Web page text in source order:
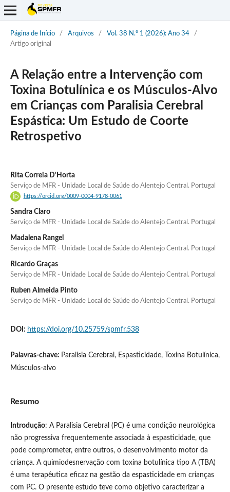
Página de Início / Arquivos / Vol. 38 N.º 1 (2026): Ano 34
/
Artigo original
A Relação entre a Intervenção com
Toxina Botulínica e os Músculos-Alvo
em Crianças com Paralisia Cerebral
Espástica: Um Estudo de Coorte
Retrospetivo
Rita Correia D'Horta
Serviço de MFR - Unidade Local de Saúde do Alentejo Central. Portugal
https://orcid.org/0009-0004-9178-0061
Sandra Claro
Serviço de MFR - Unidade Local de Saúde do Alentejo Central. Portugal
Madalena Rangel
Serviço de MFR - Unidade Local de Saúde do Alentejo Central. Portugal
Ricardo Graças
Serviço de MFR - Unidade Local de Saúde do Alentejo Central. Portugal
Ruben Almeida Pinto
Serviço de MFR - Unidade Local de Saúde do Alentejo Central. Portugal
DOI: https://doi.org/10.25759/spmfr.538
Palavras-chave: Paralisia Cerebral, Espasticidade, Toxina Botulínica,
Músculos-alvo
Resumo
Introdução: A Paralisia Cerebral (PC) é uma condição neurológica
não progressiva frequentemente associada à espasticidade, que
pode comprometer, entre outros, o desenvolvimento motor da
criança. A quimiodesnervação com toxina botulínica tipo A (TBA)
é uma terapêutica eficaz na gestão da espasticidade em crianças
com PC. O presente estudo teve como objetivo caracterizar a